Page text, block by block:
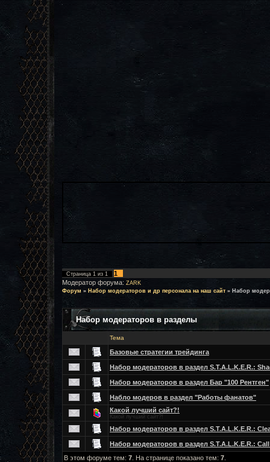
Страница 1 из 1
1
Модератор форума:ZARK
Форум » Набор модераторов и др персонала на наш сайт » Набор
Набор модераторов в разделы
Тема
Базовые стратегии трейдинга
Набор модераторов в раздел S.T.A.L.K.E.R.:
Набор модераторов в раздел Бар "100 Рентген"
Набло модеров в раздел "Работы фанатов"
Какой лучший сайт?!
Какой лучший сайт?!
Набор модераторов в раздел S.T.A.L.K.E.R.:
Набор модераторов в раздел S.T.A.L.K.E.R.:
В этом форуме тем: 7 . На странице показано тем: 7